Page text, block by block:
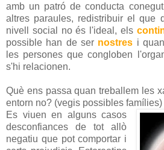
amb un patró de conducta
altres paraules, redistribuir el que
nivell social no és l'ideal, els
possible han de ser nostres i
les persones que congloben
s'hi relacionen.
Què ens passa quan treballem les
entorn no? (vegis possibles famílies)
Es viuen en alguns casos
desconfiances de tot allò
negatiu que pot comportar i